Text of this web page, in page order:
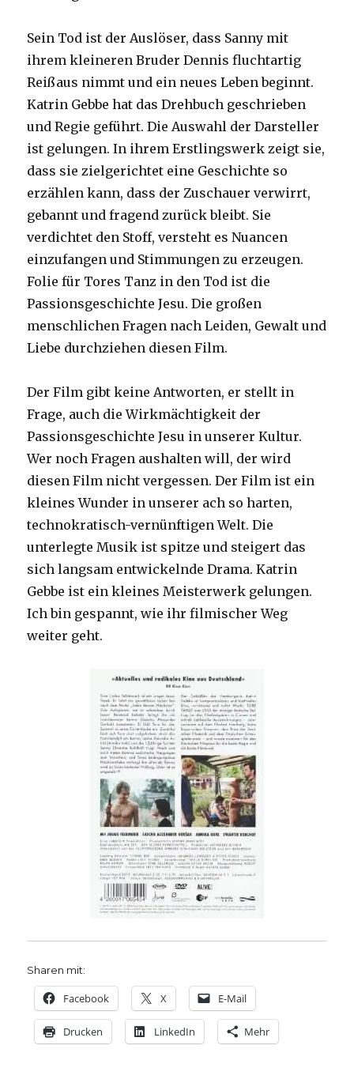
Sein Tod ist der Auslöser, dass Sanny mit
ihrem kleineren Bruder Dennis fluchtartig
Reißaus nimmt und ein neues Leben beginnt.
Katrin Gebbe hat das Drehbuch geschrieben
und Regie geführt. Die Auswahl der Darsteller
ist gelungen. In ihrem Erstlingswerk zeigt sie,
dass sie zielgerichtet eine Geschichte so
erzählen kann, dass der Zuschauer verwirrt,
gebannt und fragend zurück bleibt. Sie
verdichtet den Stoff, versteht es Nuancen
einzufangen und Stimmungen zu erzeugen.
Folie für Tores Tanz in den Tod ist die
Passionsgeschichte Jesu. Die großen
menschlichen Fragen nach Leiden, Gewalt und
Liebe durchziehen diesen Film.
Der Film gibt keine Antworten, er stellt in
Frage, auch die Wirkmächtigkeit der
Passionsgeschichte Jesu in unserer Kultur.
Wer noch Fragen aushalten will, der wird
diesen Film nicht vergessen. Der Film ist ein
kleines Wunder in unserer ach so harten,
technokratisch-vernünftigen Welt. Die
unterlegte Musik ist spitze und steigert das
sich langsam entwickelnde Drama. Katrin
Gebbe ist ein kleines Meisterwerk gelungen.
Ich bin gespannt, wie ihr filmischer Weg
weiter geht.
Sharen mit:
Facebook X E-Mail
Drucken LinkedIn Mehr